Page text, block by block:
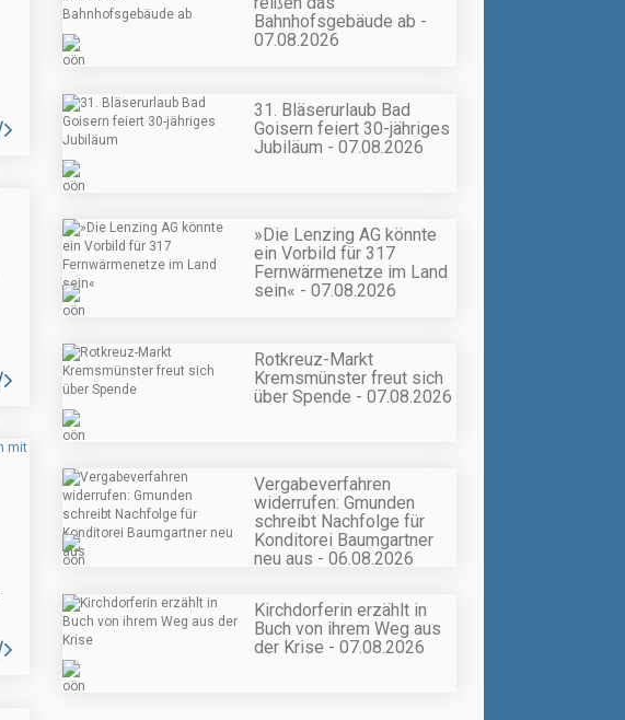
Bahnhofsgebäude ab -
07.08.2026
31. Bläserurlaub Bad
Goisern feiert 30-jähriges
Jubiläum - 07.08.2026
»Die Lenzing AG könnte
ein Vorbild für 317
Fernwärmenetze im Land
sein« - 07.08.2026
Rotkreuz-Markt
Kremsmünster freut sich
über Spende - 07.08.2026
Vergabeverfahren
widerrufen: Gmunden
schreibt Nachfolge für
Konditorei Baumgartner
neu aus - 06.08.2026
Kirchdorferin erzählt in
Buch von ihrem Weg aus
der Krise - 07.08.2026